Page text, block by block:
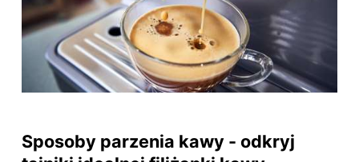
Sposoby parzenia kawy - odkryj